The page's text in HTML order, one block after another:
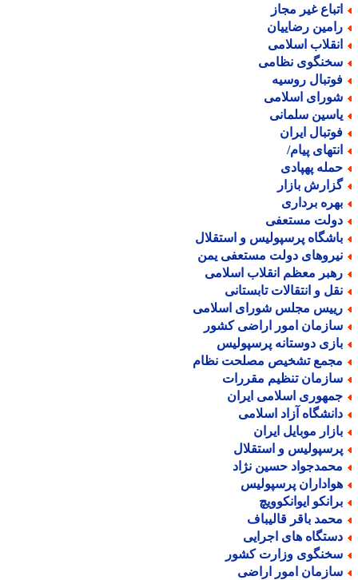
غیر مجاز
رضاییان
اسلامی
نظامی
روسیه
اسلامی
سلمانی
ایران
پیام/
پهپادی
بازار
برداری
مستعفی
پرسپولیس و استقلال
دولت مستعفی یمن
معظم انقلاب اسلامی
و انتقالات تابستانی
مجلس شورای اسلامی
امور اراضی کشور
دوستانه پرسپولیس
تشخیص مصلحت نظام
تنظیم مقررات
اسلامی ایران
آزاد اسلامی
موبایل ایران
و استقلال
حسین نژاد
پرسپولیس
ایوانکوویچ
باقر قالیباف
های اجرایی
وزارت کشور
امور اراضی